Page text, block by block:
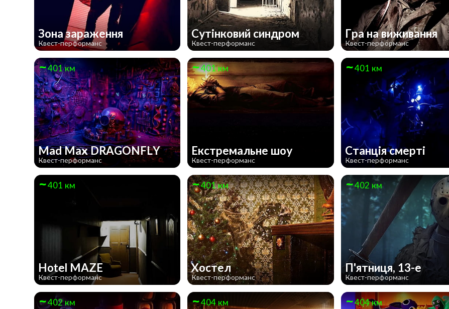
Зона зараження
Квест-перформанс
Сутінковий синдром
Квест-перформанс
Гра на виживання
Квест-перформанс
401 км
Mad Max DRAGONFLY
Квест-перформанс
401 км
Екстремальне шоу
Квест-перформанс
401 км
Станція смерті
Квест-перформанс
401 км
Hotel MAZE
Квест-перформанс
401 км
Хостел
Квест-перформанс
402 км
П'ятниця, 13-е
Квест-перформанс
402 км 404 км 404 км